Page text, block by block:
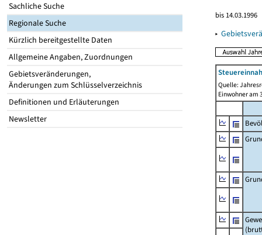
Sachliche Suche
Regionale Suche
Kürzlich bereitgestellte Daten
Allgemeine Angaben, Zuordnungen
Gebietsveränderungen,
Änderungen zum Schlüsselverzeichnis
Definitionen und Erläuterungen
Newsletter
bis 14.03.1996
▸
Quelle:
Einwohner am